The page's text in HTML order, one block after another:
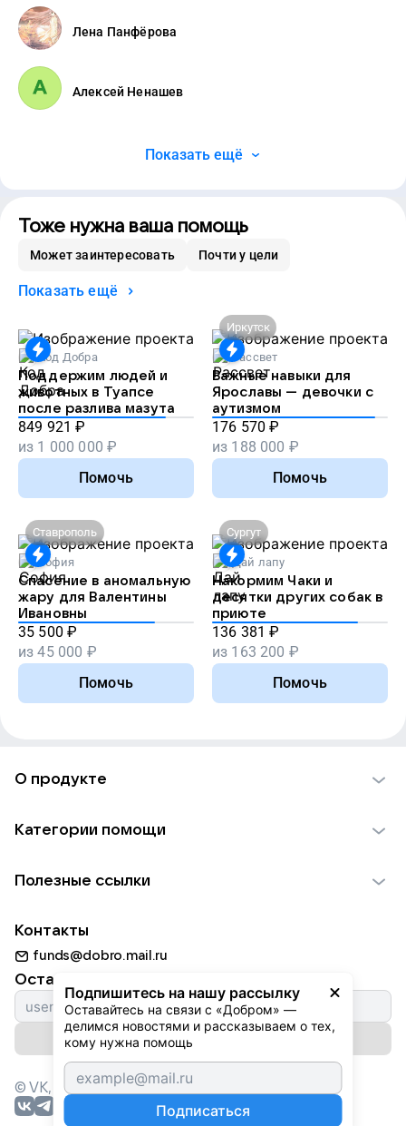
Лена Панфёрова
Алексей Ненашев
Показать ещё
Тоже нужна ваша помощь
Может заинтересовать Почти у цели
Показать ещё
Код Добра
Поддержим людей и
животных в Туапсе
после разлива мазута
849 921 ₽
из 1 000 000 ₽
Помочь
Иркутск
Рассвет
Важные навыки для
Ярославы — девочки с
аутизмом
176 570 ₽
из 188 000 ₽
Помочь
Ставрополь
София
Спасение в аномальную
жару для Валентины
Ивановны
35 500 ₽
из45 000 ₽
Помочь
Сургут
Дай лапу
Накормим Чаки и
десятки других собак в
приюте
136 381 ₽
из 163 200 ₽
Помочь
Подпишитесь на нашу рассылку
Оставайтесь на связи с «Добром» —
делимся новостями и рассказываем о тех,
кому нужна помощь
Подписаться
О продукте
Использование материалов
Для НКО
Партнерам
Категории помощи
Пожилым
Животным
Природе
Культуре
Фондам
Полезные ссылки
Добрый день
Истории
Автоплатежи
Контакты
funds@dobro.mail.ru
Оставайтесь с нами
Подписаться на рассылку
© VK, 2026г. Все права защищены.